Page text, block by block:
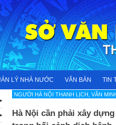
LÝ NHÀ NƯỚC VĂN BẢN TIN
NGƯỜI HÀ NỘI THANH LỊCH, VĂN
Hà Nội cần phải xây